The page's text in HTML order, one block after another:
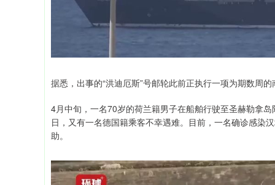
据悉，出事的“洪迪厄斯”号邮轮此前正执行一项为期数周
4月中旬，一名70岁的荷兰籍男子在船舶行驶至圣赫勒拿
日，又有一名德国籍乘客不幸遇难。目前，一名确诊感染
助。